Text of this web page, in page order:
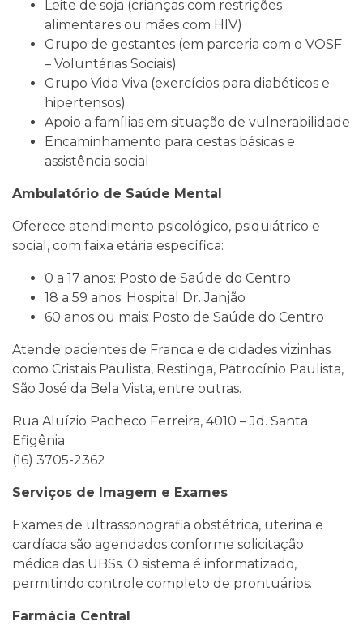
Leite de soja (crianças com restrições
alimentares ou mães com HIV)
Grupo de gestantes (em parceria com o VOSF
– Voluntárias Sociais)
Grupo Vida Viva (exercícios para diabéticos e
hipertensos)
Apoio a famílias em situação de vulnerabilidade
Encaminhamento para cestas básicas e
assistência social
Ambulatório de Saúde Mental
Oferece atendimento psicológico, psiquiátrico e
social, com faixa etária específica:
0 a 17 anos: Posto de Saúde do Centro
18 a 59 anos: Hospital Dr. Janjão
60 anos ou mais: Posto de Saúde do Centro
Atende pacientes de Franca e de cidades vizinhas
como Cristais Paulista, Restinga, Patrocínio Paulista,
São José da Bela Vista, entre outras.
Rua Aluízio Pacheco Ferreira, 4010 – Jd. Santa
Efigênia
(16) 3705-2362
Serviços de Imagem e Exames
Exames de ultrassonografia obstétrica, uterina e
cardíaca são agendados conforme solicitação
médica das UBSs. O sistema é informatizado,
permitindo controle completo de prontuários.
Farmácia Central